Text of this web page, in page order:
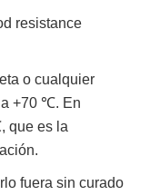
resistance
o cualquier
+70 ℃. En
que es la
fuera sin curado